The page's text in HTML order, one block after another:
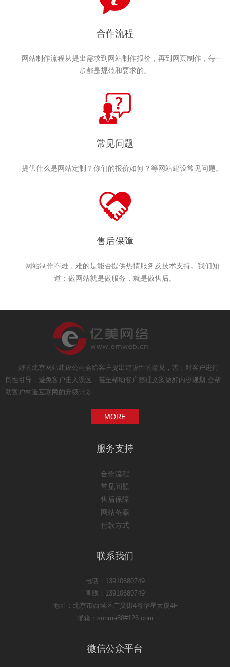
合作流程
网站制作流程从提出需求到网站制作报价，再到网页制作，每一
步都是规范和要求的。
常见问题
提供什么是网站定制？你们的报价如何？等网站建设常见问题。
售后保障
网站制作不难，难的是能否提供热情服务及技术支持。我们知
道：做网站就是做服务，就是做售后。
好的北京网站建设公司会给客户提出建设性的意见，善于对客户进行
良性引导，避免客户走入误区，甚至帮助客户整理文案做好内容规划,会帮
助客户构造互联网的升级计划...
MORE
服务支持
合作流程
常见问题
售后保障
网站备案
付款方式
联系我们
电话：13910680749
直线：13910680749
地址：北京市西城区广义街4号华星大厦4F
邮箱：sunma88#126.com
微信公众平台